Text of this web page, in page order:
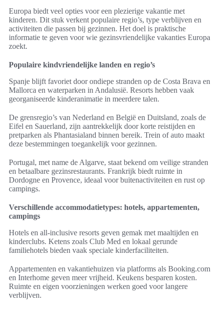
Europa biedt veel opties voor een plezierige vakantie met
kinderen. Dit stuk verkent populaire regio’s, type verblijven en
activiteiten die passen bij gezinnen. Het doel is praktische
informatie te geven voor wie gezinsvriendelijke vakanties Europa
zoekt.
Populaire kindvriendelijke landen en regio’s
Spanje blijft favoriet door ondiepe stranden op de Costa Brava en
Mallorca en waterparken in Andalusië. Resorts hebben vaak
georganiseerde kinderanimatie in meerdere talen.
De grensregio’s van Nederland en België en Duitsland, zoals de
Eifel en Sauerland, zijn aantrekkelijk door korte reistijden en
pretparken als Phantasialand binnen bereik. Trein of auto maakt
deze bestemmingen toegankelijk voor gezinnen.
Portugal, met name de Algarve, staat bekend om veilige stranden
en betaalbare gezinsrestaurants. Frankrijk biedt ruimte in
Dordogne en Provence, ideaal voor buitenactiviteiten en rust op
campings.
Verschillende accommodatietypes: hotels, appartementen,
campings
Hotels en all-inclusive resorts geven gemak met maaltijden en
kinderclubs. Ketens zoals Club Med en lokaal gerunde
familiehotels bieden vaak speciale kinderfaciliteiten.
Appartementen en vakantiehuizen via platforms als Booking.com
en Interhome geven meer vrijheid. Keukens besparen kosten.
Ruimte en eigen voorzieningen werken goed voor langere
verblijven.